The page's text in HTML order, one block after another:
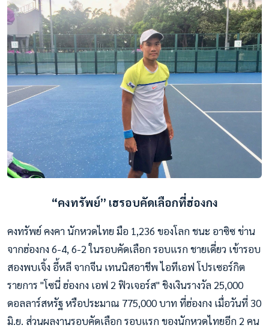
“คงทรัพย์” เฮรอบคัดเลือกที่ฮ่องกง
คงทรัพย์ คงคา นักหวดไทย มือ 1,236 ของโลก ชนะ อาซิซ ข่าน
จากฮ่องกง 6-4, 6-2 ในรอบคัดเลือก รอบแรก ชายเดี่ยว เข้ารอบ
สองพบเจิ้ง อี้หลี จากจีน เทนนิสอาชีพ ไอทีเอฟ โปรเซอร์กิต
รายการ "โซนี่ ฮ่องกง เอฟ 2 ฟิวเจอร์ส" ชิงเงินรางวัล 25,000
ดอลลาร์สหรัฐ หรือประมาณ 775,000 บาท ที่ฮ่องกง เมื่อวันที่ 30
มิ.ย. ส่วนผลงานรอบคัดเลือก รอบแรก ของนักหวดไทยอีก 2 คน